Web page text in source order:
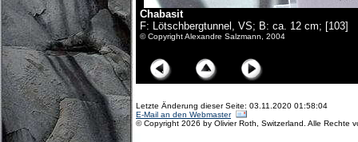
Chabasit
F: Lötschbergtunnel, VS; B: ca. 12 cm; [103]
© Copyright Alexandre Salzmann, 2004
Letzte Änderung dieser Seite: 03.11.2020 01:58:04
E-Mail an den Webmaster
© Copyright 2026 by Olivier Roth, Switzerland. Alle Rechte